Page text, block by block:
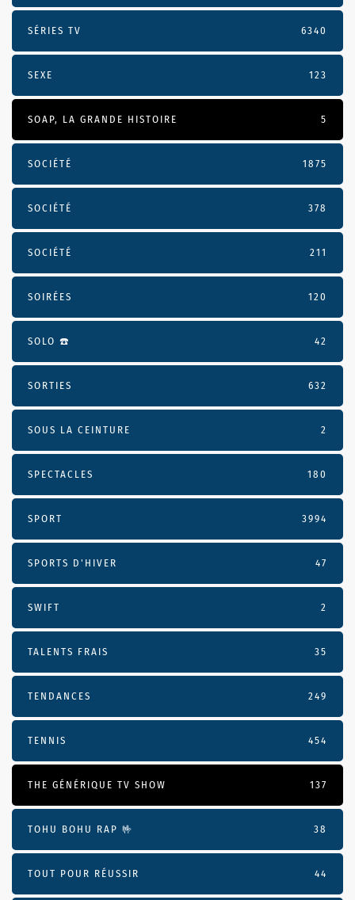
SÉRIES TV 6340
SEXE 123
SOAP, LA GRANDE HISTOIRE 5
SOCIÉTÉ 1875
SOCIÉTÉ 378
SOCIÉTÉ 211
SOIRÉES 120
SOLO ☎️ 42
SORTIES 632
SOUS LA CEINTURE 2
SPECTACLES 180
SPORT 3994
SPORTS D'HIVER 47
SWIFT 2
TALENTS FRAIS 35
TENDANCES 249
TENNIS 454
THE GÉNÉRIQUE TV SHOW 137
TOHU BOHU RAP 🤟 38
TOUT POUR RÉUSSIR 44